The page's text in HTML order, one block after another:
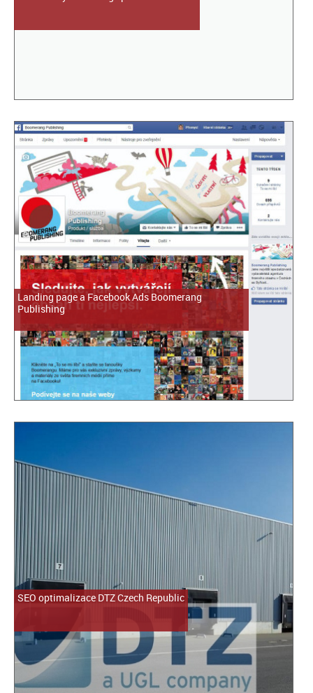
Landing page a Facebook Ads Boomerang
Publishing
SEO optimalizace DTZ Czech Republic